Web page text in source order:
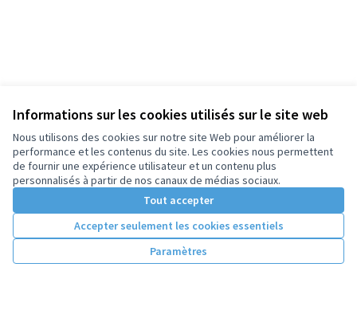
Informations sur les cookies utilisés sur le site web
Nous utilisons des cookies sur notre site Web pour améliorer la
performance et les contenus du site. Les cookies nous permettent
de fournir une expérience utilisateur et un contenu plus
personnalisés à partir de nos canaux de médias sociaux.
Tout accepter
Accepter seulement les cookies essentiels
Paramètres